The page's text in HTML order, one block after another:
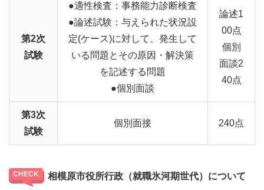
第2次
試験
●適性検査：事務能力診断検査
●論述試験：与えられた状況設
定(ケース)に対して、発生して
いる問題とその原因・解決策
を記述する問題
●個別面談
論述1
00点
個別
面談2
40点
第3次
試験
個別面接 240点
相模原市役所行政（就職氷河期世代）について